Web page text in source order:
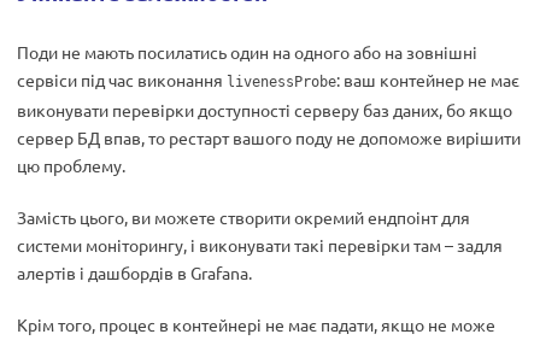
Поди не мають посилатись один на одного або на зовнішні
сервіси під час виконання livenessProbe: ваш контейнер не має
виконувати перевірки доступності серверу баз даних, бо якщо
сервер БД впав, то рестарт вашого поду не допоможе вирішити
цю проблему.
Замість цього, ви можете створити окремий ендпоінт для
системи моніторингу, і виконувати такі перевірки там – задля
алертів і дашбордів в Grafana.
Крім того, процес в контейнері не має падати, якщо не може